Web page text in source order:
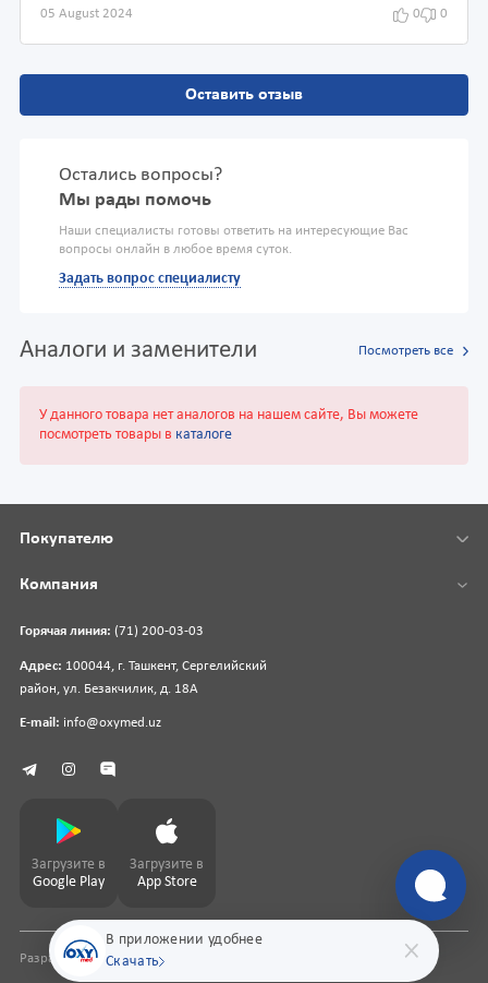
05 August 2024 0 0
Оставить отзыв
Остались вопросы?
Мы рады помочь
Наши специалисты готовы ответить на интересующие Вас
вопросы онлайн в любое время суток.
Задать вопрос специалисту
Аналоги и заменители Посмотреть все
У данного товара нет аналогов на нашем сайте, Вы можете
посмотреть товары в каталоге
В приложении удобнее
Скачать
Горячая линия: (71) 200-03-03
Адрес: 100044, г. Ташкент, Сергелийский
район, ул. Безакчилик, д. 18А
E-mail: info@oxymed.uz
Покупателю
Компания
Загрузите в
Google Play
Загрузите в
App Store
Разработка сайтаpharmit.uz